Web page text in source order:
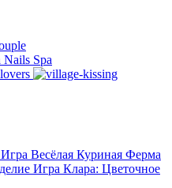
Игра Весёлая Куриная Ферма
Игра Клара: Цветочное